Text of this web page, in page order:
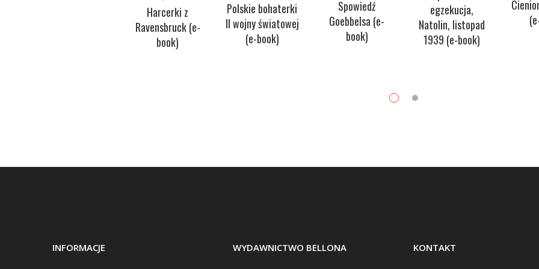
Harcerki z
Ravensbruck (e-
book)
Polskie bohaterki
II wojny światowej
(e-book)
Spowiedź
Goebbelsa (e-
book)
egzekucja,
Natolin, listopad
1939 (e-book)
INFORMACJE WYDAWNICTWO BELLONA KONTAKT